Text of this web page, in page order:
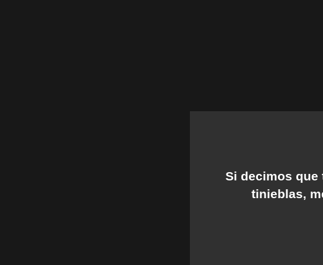
Si decimos que
tinieblas,